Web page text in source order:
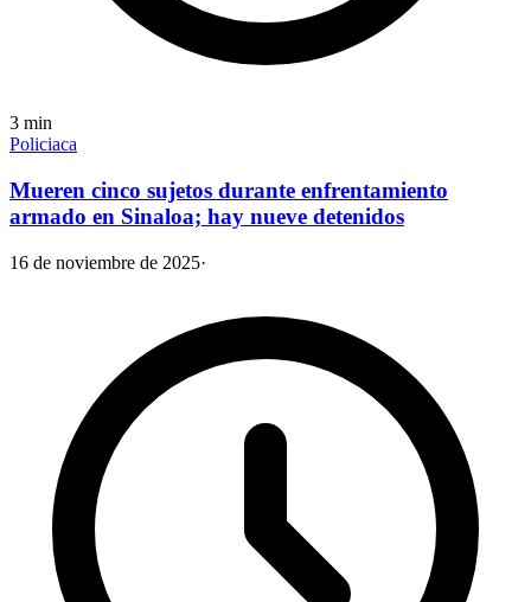
3 min
Policiaca
Mueren cinco sujetos durante enfrentamiento
armado en Sinaloa; hay nueve detenidos
16 de noviembre de 2025·